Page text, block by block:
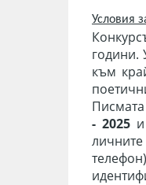
Условия
години.
към
- 2025